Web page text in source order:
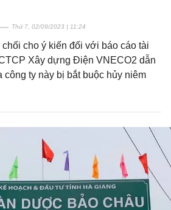
Thứ 7, 02/09/2023 | 11:24
cho ý kiến đối với báo cáo tài
Xây dựng Điện VNECO2 dẫn
công ty này bị bắt buộc hủy niêm